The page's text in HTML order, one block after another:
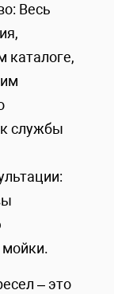
Весь
каталоге,
службы
– это